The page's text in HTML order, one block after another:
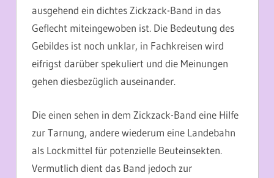
ausgehend ein dichtes Zickzack-Band in das
Geflecht miteingewoben ist. Die Bedeutung des
Gebildes ist noch unklar, in Fachkreisen wird
eifrigst darüber spekuliert und die Meinungen
gehen diesbezüglich auseinander.
Die einen sehen in dem Zickzack-Band eine Hilfe
zur Tarnung, andere wiederum eine Landebahn
als Lockmittel für potenzielle Beuteinsekten.
Vermutlich dient das Band jedoch zur